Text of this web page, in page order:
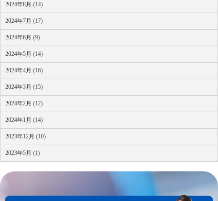
2024年8月 (14)
2024年7月 (17)
2024年6月 (9)
2024年5月 (14)
2024年4月 (16)
2024年3月 (15)
2024年2月 (12)
2024年1月 (14)
2023年12月 (10)
2023年5月 (1)